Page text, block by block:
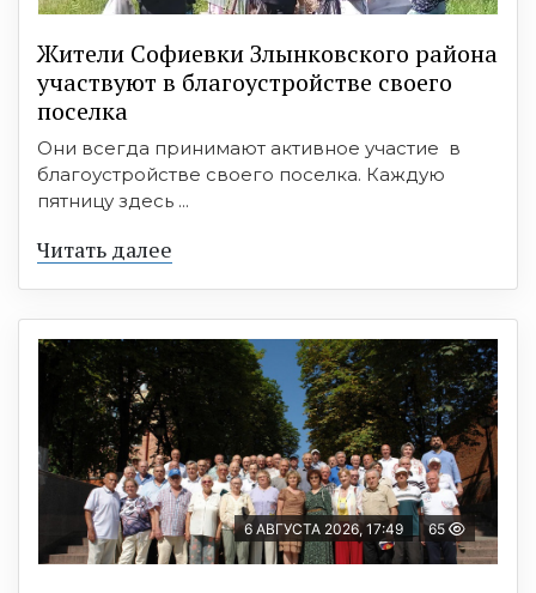
Жители Софиевки Злынковского района
участвуют в благоустройстве своего
поселка
Они всегда принимают активное участие в
благоустройстве своего поселка. Каждую
пятницу здесь ...
Читать далее
6 АВГУСТА 2026, 17:49 65